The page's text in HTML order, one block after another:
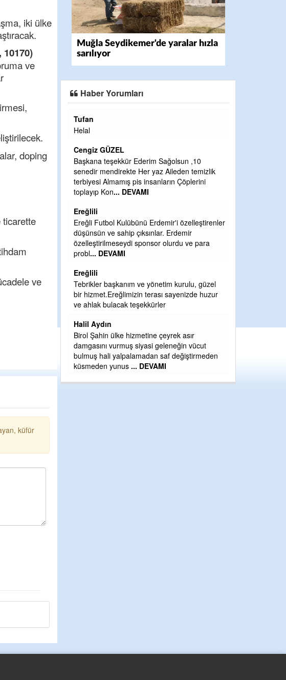
iki ülke
10170)
ve
doping
ticarette
ve
küfür
Muğla Seydikemer'de yaralar hızla
sarılıyor
Haber Yorumları
Ederim Sağolsun ,10
Her yaz Aileden temizlik
pis insanların Çöplerini
Kulübünü Erdemir'i özelleştirenler
sahip çıksınlar. Erdemir
sponsor olurdu ve para
ve yönetim kurulu, güzel
terası sayenizde huzur
ülke hizmetine çeyrek asır
vurmuş siyasi geleneğin vücut
yalpalamadan saf değiştirmeden
CEVDET YILMAZ
GULDERE DERE ÇALIŞMALARI, SEKIZ YIL
ÖNCE ALKAYA TARAFINDAN BAŞLATILDI,
ETRASFINDA YERLEŞİM YERI OLMAYAN
Şaban yavuz
Mekanı cennet olsun kederli ailesine Rabbim
Günaydın hayırlı sabahlar dilerim
H BakiYüksel